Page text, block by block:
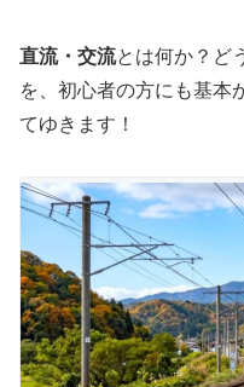
直流・交流とは何か？ど
を、初心者の方にも基本
てゆきます！